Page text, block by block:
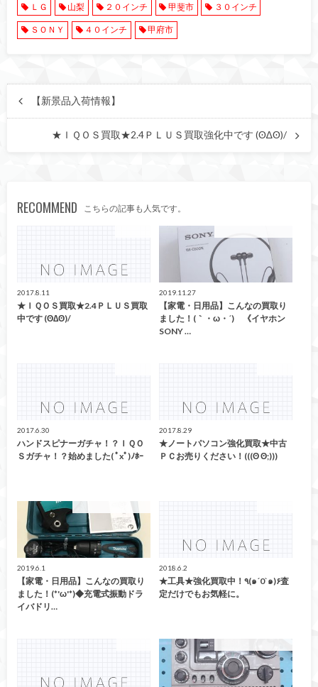
ＬＧ 山梨 ２０インチ 甲斐市 ３０インチ
ＳＯＮＹ ４０インチ 甲府市
【新景品入荷情報】
★ＩＱＯＳ買取★2.4ＰＬＵＳ買取強化中です (ʘ∆ʘ)/
RECOMMEND こちらの記事も人気です。
2017.8.11
★ＩＱＯＳ買取★2.4ＰＬＵＳ買取
中です (ʘ∆ʘ)/
2019.11.27
【家電・日用品】こんなの買取り
ました！(｀・ω・´)ゞ《イヤホン
SONY …
2017.6.30
ハンドスピナーガチャ！？ＩＱＯ
Ｓガチャ！？始めました( ﾟxﾟ)ﾉﾎｰ
2017.8.29
★ノートパソコン強化買取★中古
ＰＣお売りください！(((ʘ ʘ;)))
2019.6.1
【家電・日用品】こんなの買取り
ました！(*'ω'*)◆充電式振動ドラ
イバドリ…
2018.6.2
★工具★強化買取中！٩(๑´0`๑)۶査
定だけでもお気軽に。